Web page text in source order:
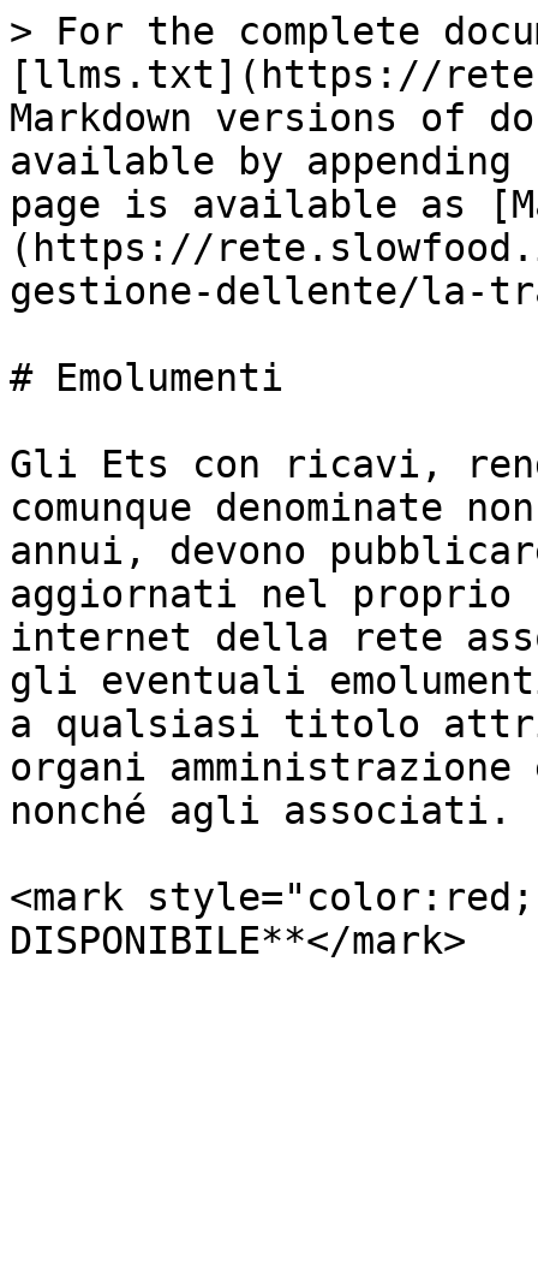
> For the complete
[llms.txt](https://
Markdown versions of
available by
page is available as
(https://
gestione-dellente/la-
# Emolumenti
Gli Ets con ricavi,
comunque denominate
annui, devono
aggiornati nel
internet della rete
gli eventuali
a qualsiasi titolo
organi
nonché agli associati.
<mark